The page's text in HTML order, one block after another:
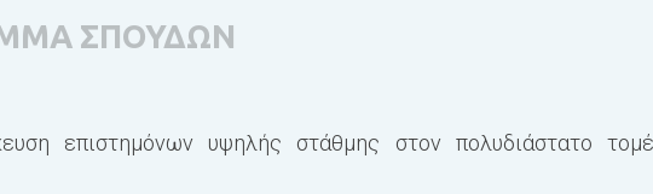
ΣΠΟΥΔΩΝ
επιστημόνων υψηλής στάθμης στον πολυδιάστατο